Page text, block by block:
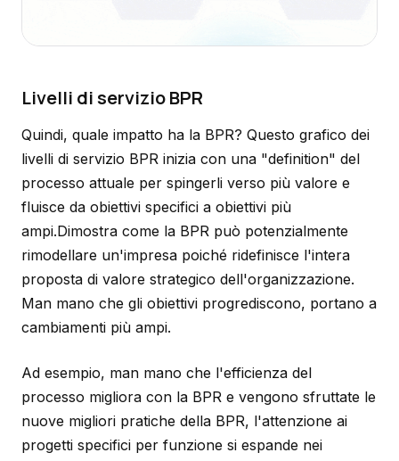
Livelli di servizio BPR
Quindi, quale impatto ha la BPR? Questo grafico dei
livelli di servizio BPR inizia con una "definition" del
processo attuale per spingerli verso più valore e
fluisce da obiettivi specifici a obiettivi più
ampi.Dimostra come la BPR può potenzialmente
rimodellare un'impresa poiché ridefinisce l'intera
proposta di valore strategico dell'organizzazione.
Man mano che gli obiettivi progrediscono, portano a
cambiamenti più ampi.
Ad esempio, man mano che l'efficienza del
processo migliora con la BPR e vengono sfruttate le
nuove migliori pratiche della BPR, l'attenzione ai
progetti specifici per funzione si espande nei